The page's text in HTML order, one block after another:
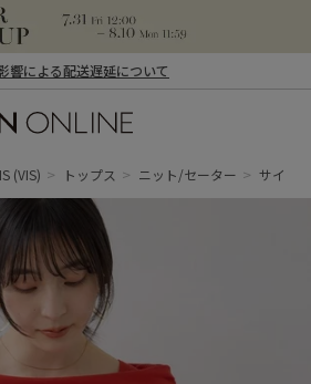
響による配送遅延について
(VIS) トップス ニット/セーター サイド